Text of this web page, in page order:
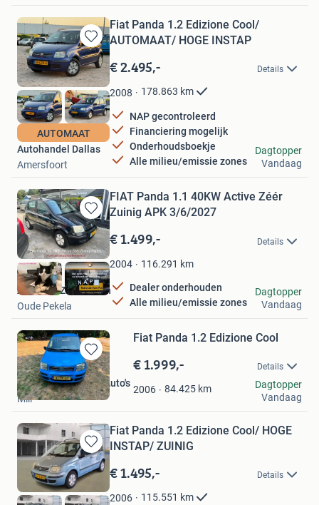
Bewaren
in
Mijn
Favorieten
AUTOMAAT
Fiat Panda 1.2 Edizione Cool/
AUTOMAAT/ HOGE INSTAP
€ 2.495,- Details
2008 178.863 km
NAP gecontroleerd
Financiering mogelijk
Onderhoudsboekje
Alle milieu/emissie zones
Autohandel Dallas
Amersfoort
Dagtopper
Vandaag
Bewaren
in
Mijn
Favorieten
FIAT Panda 1.1 40KW Active Zéér
Zuinig APK 3/6/2027
€ 1.499,- Details
2004 116.291 km
Dealer onderhouden
Alle milieu/emissie zones
Autohuis Zuiderveen
Oude Pekela
Dagtopper
Vandaag
Bewaren
in
Mijn
Favorieten
Fiat Panda 1.2 Edizione Cool
€ 1.999,- Details
2006 84.425 km
Van Houtum / P&H Auto's
Mill
Dagtopper
Vandaag
Bewaren
in
Mijn
Favorieten
Fiat Panda 1.2 Edizione Cool/ HOGE
INSTAP/ ZUINIG
€ 1.495,- Details
2006 115.551 km